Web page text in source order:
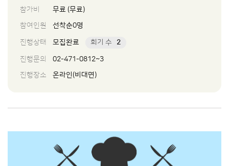
참가비
무료 (무료)
참여인원
선착순0명
진행상태 모집완료 회기 수 2
진행문의
02-471-0812~3
진행장소
온라인(비대면)